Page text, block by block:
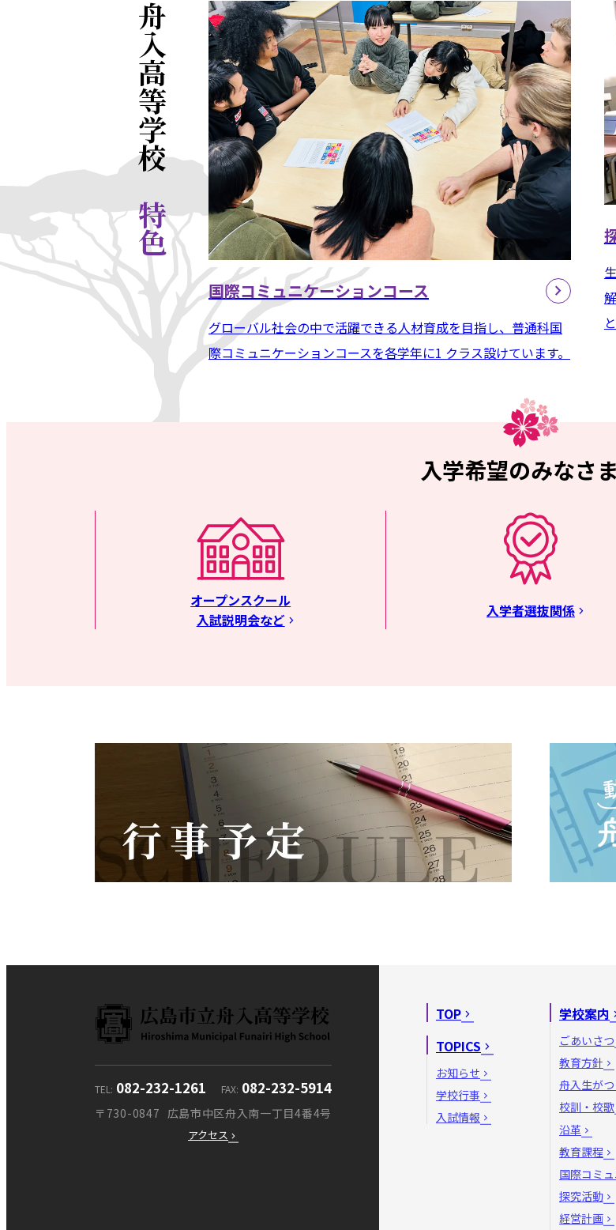
舟入高等学校の
特色
国際コミュニケーションコース
グローバル社会の中で活躍できる人材育成を目指し、普通科国
際コミュニケーションコースを各学年に1 クラス設けています。
入学希望のみなさ
オープンスクール
入試説明会など
入学者選抜関係
TOP
TOPICS
お知らせ
学校行事
入試情報
学校案内
ごあいさつ
教育方針
舟入生が
校訓・校歌
沿革
教育課程
国際コミ
探究活動
経営計画
TEL 082-232-1261 FAX 082-232-5914
〒730-0847 広島市中区舟入南一丁目4番4号
アクセス